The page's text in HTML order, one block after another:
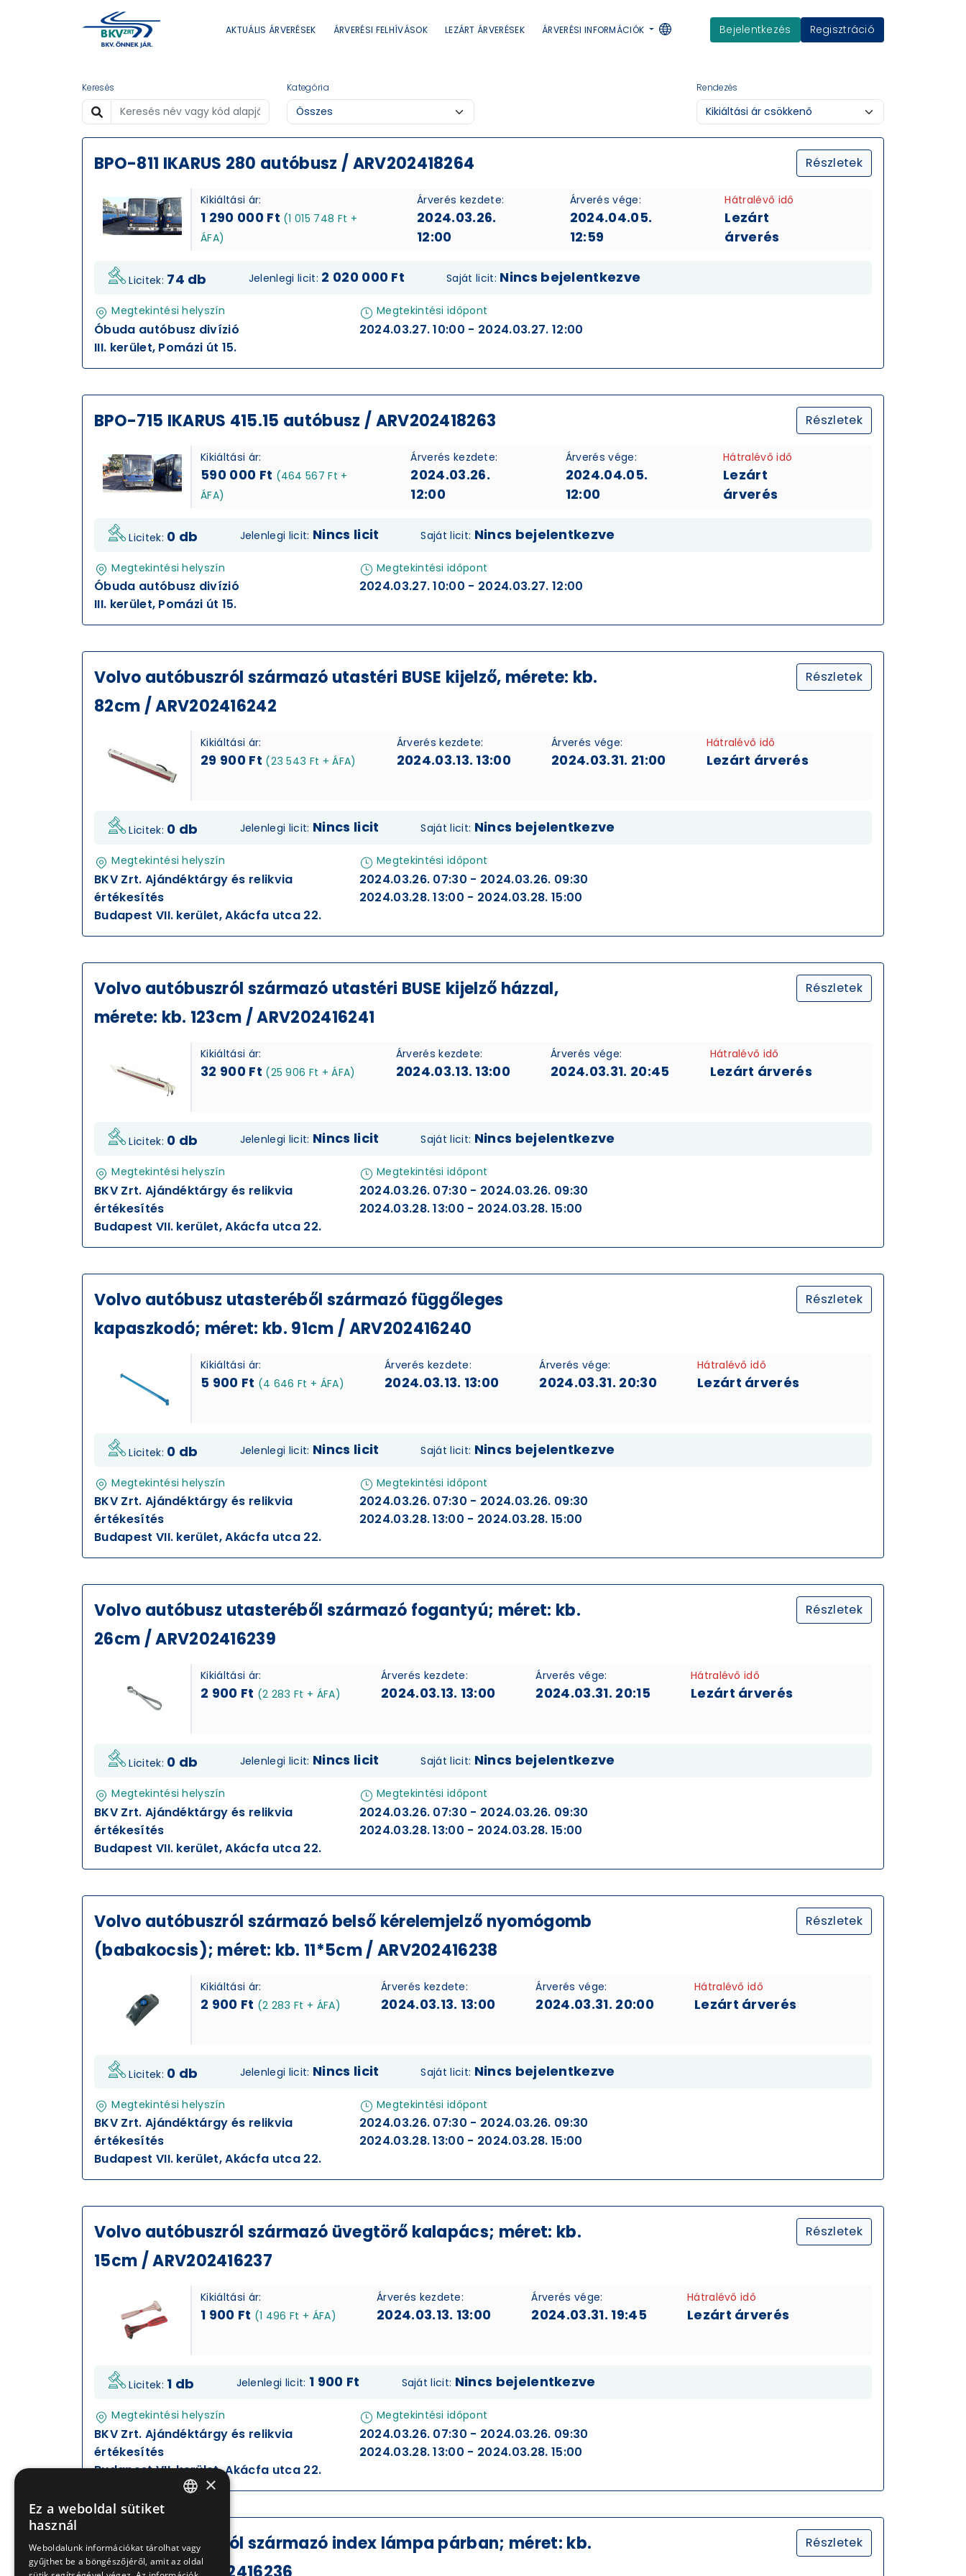
AKTUÁLIS ÁRVERÉSEK ÁRVERÉSI FELHÍVÁSOK LEZÁRT ÁRVERÉSEK ÁRVERÉSI INFORMÁCIÓK Bejelentkezés Regisztráció
Keresés Kategória Rendezés
BPO-811 IKARUS 280 autóbusz / ARV202418264 Részletek
Kikiáltási ár:
1 290 000 Ft (1 015 748 Ft +
ÁFA)
Árverés kezdete:
2024.03.26.
12:00
Árverés vége:
2024.04.05.
12:59
Hátralévő idő
Lezárt
árverés
Licitek: 74 db Jelenlegi licit: 2 020 000 Ft Saját licit: Nincs bejelentkezve
Megtekintési helyszín
Óbuda autóbusz divízió
III. kerület, Pomázi út 15.
Megtekintési időpont
2024.03.27. 10:00 - 2024.03.27. 12:00
BPO-715 IKARUS 415.15 autóbusz / ARV202418263 Részletek
Kikiáltási ár:
590 000 Ft (464 567 Ft +
ÁFA)
Árverés kezdete:
2024.03.26.
12:00
Árverés vége:
2024.04.05.
12:00
Hátralévő idő
Lezárt
árverés
Licitek: 0 db Jelenlegi licit: Nincs licit Saját licit: Nincs bejelentkezve
Megtekintési helyszín
Óbuda autóbusz divízió
III. kerület, Pomázi út 15.
Megtekintési időpont
2024.03.27. 10:00 - 2024.03.27. 12:00
Volvo autóbuszról származó utastéri BUSE kijelző, mérete: kb.
82cm / ARV202416242
Részletek
Kikiáltási ár:
29 900 Ft (23 543 Ft + ÁFA)
Árverés kezdete:
2024.03.13. 13:00
Árverés vége:
2024.03.31. 21:00
Hátralévő idő
Lezárt árverés
Licitek: 0 db Jelenlegi licit: Nincs licit Saját licit: Nincs bejelentkezve
Megtekintési helyszín
BKV Zrt. Ajándéktárgy és relikvia
értékesítés
Budapest VII. kerület, Akácfa utca 22.
Megtekintési időpont
2024.03.26. 07:30 - 2024.03.26. 09:30
2024.03.28. 13:00 - 2024.03.28. 15:00
Volvo autóbuszról származó utastéri BUSE kijelző házzal,
mérete: kb. 123cm / ARV202416241
Részletek
Kikiáltási ár:
32 900 Ft (25 906 Ft + ÁFA)
Árverés kezdete:
2024.03.13. 13:00
Árverés vége:
2024.03.31. 20:45
Hátralévő idő
Lezárt árverés
Licitek: 0 db Jelenlegi licit: Nincs licit Saját licit: Nincs bejelentkezve
Megtekintési helyszín
BKV Zrt. Ajándéktárgy és relikvia
értékesítés
Budapest VII. kerület, Akácfa utca 22.
Megtekintési időpont
2024.03.26. 07:30 - 2024.03.26. 09:30
2024.03.28. 13:00 - 2024.03.28. 15:00
Volvo autóbusz utasteréből származó függőleges
kapaszkodó; méret: kb. 91cm / ARV202416240
Részletek
Kikiáltási ár:
5 900 Ft (4 646 Ft + ÁFA)
Árverés kezdete:
2024.03.13. 13:00
Árverés vége:
2024.03.31. 20:30
Hátralévő idő
Lezárt árverés
Licitek: 0 db Jelenlegi licit: Nincs licit Saját licit: Nincs bejelentkezve
Megtekintési helyszín
BKV Zrt. Ajándéktárgy és relikvia
értékesítés
Budapest VII. kerület, Akácfa utca 22.
Megtekintési időpont
2024.03.26. 07:30 - 2024.03.26. 09:30
2024.03.28. 13:00 - 2024.03.28. 15:00
Volvo autóbusz utasteréből származó fogantyú; méret: kb.
26cm / ARV202416239
Részletek
Kikiáltási ár:
2 900 Ft (2 283 Ft + ÁFA)
Árverés kezdete:
2024.03.13. 13:00
Árverés vége:
2024.03.31. 20:15
Hátralévő idő
Lezárt árverés
Licitek: 0 db Jelenlegi licit: Nincs licit Saját licit: Nincs bejelentkezve
Megtekintési helyszín
BKV Zrt. Ajándéktárgy és relikvia
értékesítés
Budapest VII. kerület, Akácfa utca 22.
Megtekintési időpont
2024.03.26. 07:30 - 2024.03.26. 09:30
2024.03.28. 13:00 - 2024.03.28. 15:00
Volvo autóbuszról származó belső kérelemjelző nyomógomb
(babakocsis); méret: kb. 11*5cm / ARV202416238
Részletek
Kikiáltási ár:
2 900 Ft (2 283 Ft + ÁFA)
Árverés kezdete:
2024.03.13. 13:00
Árverés vége:
2024.03.31. 20:00
Hátralévő idő
Lezárt árverés
Licitek: 0 db Jelenlegi licit: Nincs licit Saját licit: Nincs bejelentkezve
Megtekintési helyszín
BKV Zrt. Ajándéktárgy és relikvia
értékesítés
Budapest VII. kerület, Akácfa utca 22.
Megtekintési időpont
2024.03.26. 07:30 - 2024.03.26. 09:30
2024.03.28. 13:00 - 2024.03.28. 15:00
Volvo autóbuszról származó üvegtörő kalapács; méret: kb.
15cm / ARV202416237
Részletek
Kikiáltási ár:
1 900 Ft (1 496 Ft + ÁFA)
Árverés kezdete:
2024.03.13. 13:00
Árverés vége:
2024.03.31. 19:45
Hátralévő idő
Lezárt árverés
Licitek: 1 db Jelenlegi licit: 1 900 Ft Saját licit: Nincs bejelentkezve
Megtekintési helyszín
BKV Zrt. Ajándéktárgy és relikvia
értékesítés
Budapest VII. kerület, Akácfa utca 22.
Megtekintési időpont
2024.03.26. 07:30 - 2024.03.26. 09:30
2024.03.28. 13:00 - 2024.03.28. 15:00
Volvo autóbuszról származó index lámpa párban; méret: kb.
Részletek
×
Ez a weboldal sütiket
használ
Weboldalunk információkat tárolhat vagy
gyűjthet be a böngészőjéről, amit az oldal